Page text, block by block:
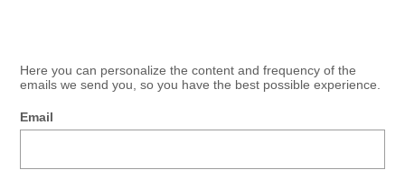
Here you can personalize the content and frequency of the
emails we send you, so you have the best possible experience.
Email